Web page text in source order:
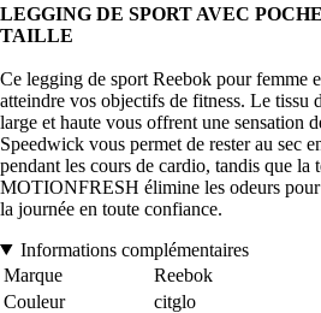
LEGGING DE SPORT AVEC
TAILLE
Ce legging de sport Reebok pour femme
atteindre vos objectifs de fitness. Le tissu
large et haute vous offrent une sensation
Speedwick vous permet de rester au sec
pendant les cours de cardio, tandis que la
MOTIONFRESH élimine les odeurs
la journée en toute confiance.
Informations complémentaires
Marque
Reebok
Couleur
citglo